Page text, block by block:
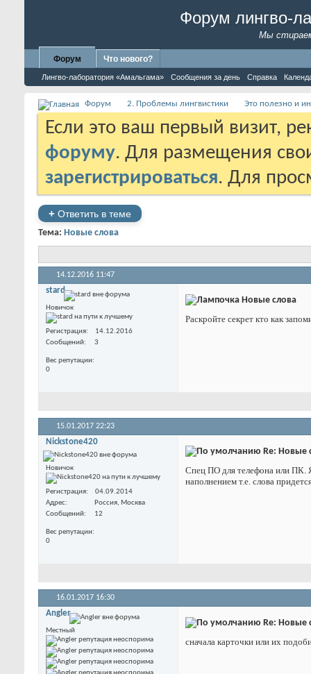
Форум лингво-
Мы
Форум
Лингво-лаборатория «Амальгама» Сообщения за день Справка
Что нового?
Форум 2. Проблемы лингвистики Это полезно и
Если это ваш первый визит,
форуму. Для размещения
зарегистрироваться. Для
+ Ответить в теме
Тема: Новые слова
14.12.2016 11:47
stard
Новичок
Регистрация
14.12.2016
Сообщений
3
Вес репутации
0
Новые слова
Раскройте секрет кто как
15.01.2017 22:23
Nickstone420
Новичок
Регистрация
04.09.2014
Адрес
Россия, Москва
Сообщений
12
Вес репутации
0
Re: Новые
Спец ПО для телефона или ПК.
наполнением т.е. слова
16.01.2017 16:30
Angler
Местный
Re: Новые
сначала карточки или их